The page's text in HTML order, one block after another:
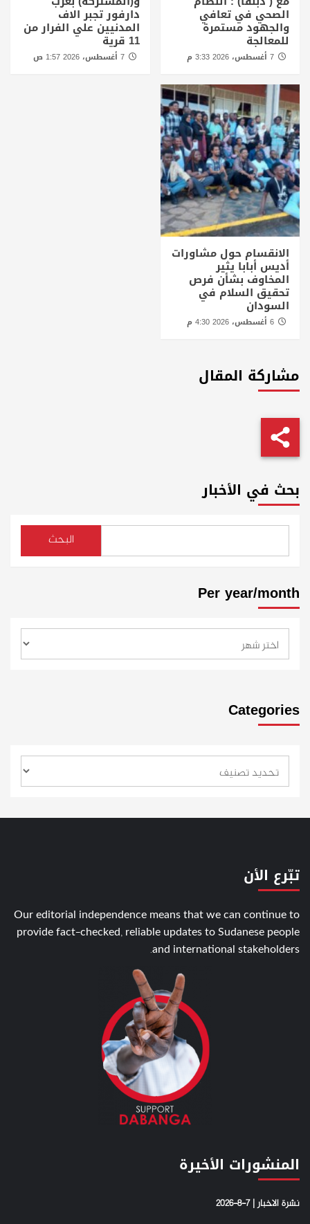
الصحي في تعافي
والجهود مستمرة
للمعالجة
دارفور تجبر الاف
المدنيين علي الفرار من
11 قرية
7 أغسطس، 2026 1:57 ص
الانقسام حول مشاورات
أديس أبابا يثير
المخاوف بشأن فرص
تحقيق السلام في
السودان
مشاركة المقال
بحث في الأخبار
البحث
Per year/month
Categories
تبّرع الأن
Our editorial independence means that we can continue to
provide fact-checked, reliable updates to Sudanese people
and international stakeholders.
المنشورات الأخيرة
نشرة الاخبار | 7-8-2026